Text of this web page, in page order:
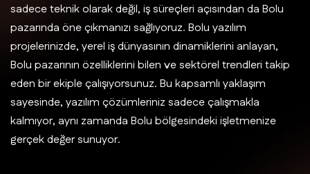
sadece teknik olarak değil, iş süreçleri açısından da Bolu
pazarında öne çıkmanızı sağlıyoruz. Bolu yazılım
projelerinizde, yerel iş dünyasının dinamiklerini anlayan,
Bolu pazarının özelliklerini bilen ve sektörel trendleri takip
eden bir ekiple çalışıyorsunuz. Bu kapsamlı yaklaşım
sayesinde, yazılım çözümleriniz sadece çalışmakla
kalmıyor, aynı zamanda Bolu bölgesindeki işletmenize
gerçek değer sunuyor.